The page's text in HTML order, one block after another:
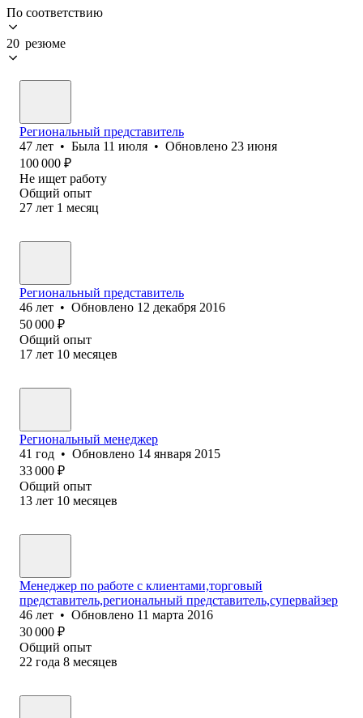
По соответствию
20 резюме
Региональный представитель
47 лет • Была 11 июля • Обновлено 23 июня
100 000 ₽
Не ищет работу
Общий опыт
27 лет 1 месяц
Региональный представитель
46 лет • Обновлено 12 декабря 2016
50 000 ₽
Общий опыт
17 лет 10 месяцев
Региональный менеджер
41 год • Обновлено 14 января 2015
33 000 ₽
Общий опыт
13 лет 10 месяцев
Менеджер по работе с клиентами,торговый
представитель,региональный представитель,супервайзер
46 лет • Обновлено 11 марта 2016
30 000 ₽
Общий опыт
22 года 8 месяцев